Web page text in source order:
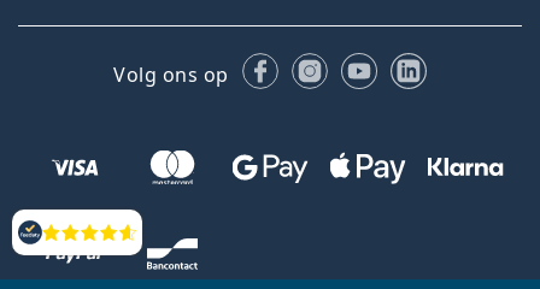
Beoordelingen
Volg ons op FacebookInstagram
YouTubeLinkedIn